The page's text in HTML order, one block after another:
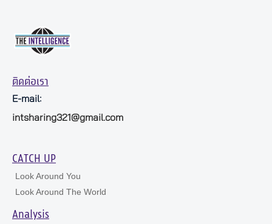
ติดต่อเรา
E-mail:
intsharing321@gmail.com
CATCH UP
Look Around You
Look Around The World
Analysis